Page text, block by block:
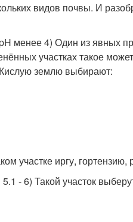
видов почвы. И
4) Один из явных
участках такое
землю выбирают:
участке иргу,
6) Такой участок